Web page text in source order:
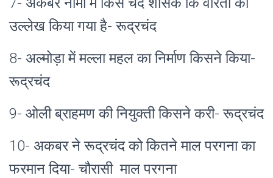
उल्लेख किया गया है- रूद्रचंद
8- अल्मोड़ा में मल्ला महल का निर्माण किसने किया-
रूद्रचंद
9- ओली ब्राहमण की नियुक्ती किसने करी- रूद्रचंद
10- अकबर ने रूद्रचंद को कितने माल परगना का
फरमान दिया- चौरासी माल परगना